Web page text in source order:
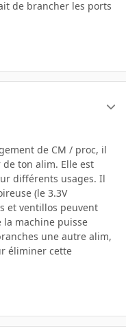
de brancher les ports
de CM / proc, il
ton alim. Elle est
différents usages. Il
(le 3.3V
et ventillos peuvent
la machine puisse
une autre alim,
éliminer cette